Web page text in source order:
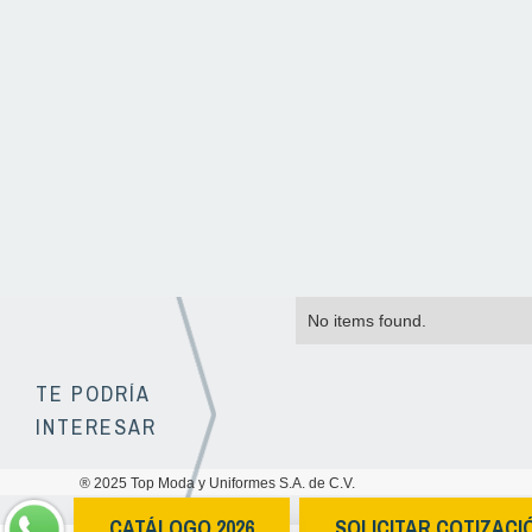
TE PODRÍA
INTERESAR
No items found.
® 2025 Top Moda y Uniformes S.A. de C.V.